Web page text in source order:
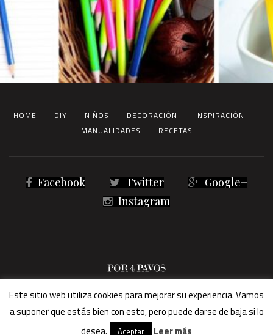
HOME DIY NIÑOS DECORACIÓN
INSPIRACIÓN
MANUALIDADES
RECETAS
Facebook Twitter
Google+
Instagram
® 2023 Por4Pavos -Términos legales
Este sitio web utiliza cookies para mejorar su experiencia. Vamos
a suponer que estás bien con esto, pero puede darse de baja si lo
desea.
Aceptar Leer más